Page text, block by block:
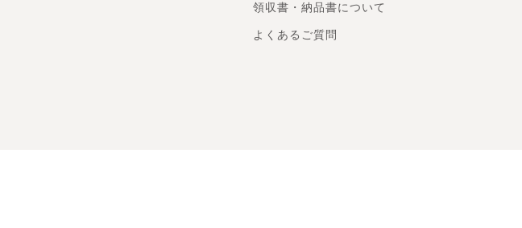
領収書・納品書について
よくあるご質問